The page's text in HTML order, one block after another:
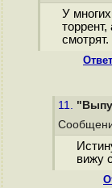
У
смотрят.
11.
вижу